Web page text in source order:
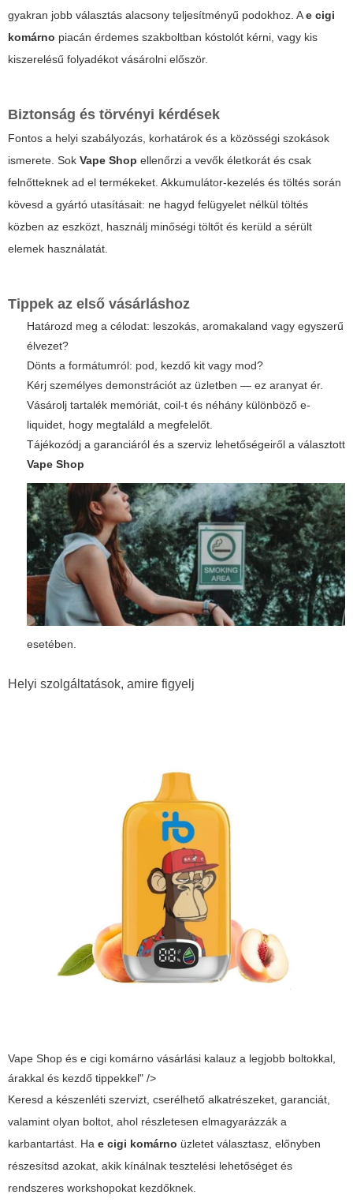
gyakran jobb választás alacsony teljesítményű podokhoz. Ae cigi
komárno piacán érdemes szakboltban kóstolót kérni, vagy kis
kiszerelésű folyadékot vásárolni először.
Biztonság és törvényi kérdések
Fontos a helyi szabályozás, korhatárok és a közösségi szokások
ismerete. Sok Vape Shop ellenőrzi a vevők életkorát és csak
felnőtteknek ad el termékeket. Akkumulátor-kezelés és töltés során
kövesd a gyártó utasításait: ne hagyd felügyelet nélkül töltés
közben az eszközt, használj minőségi töltőt és kerüld a sérült
elemek használatát.
Tippek az első vásárláshoz
Határozd meg a célodat: leszokás, aromakaland vagy egyszerű
élvezet?
Dönts a formátumról: pod, kezdő kit vagy mod?
Kérj személyes demonstrációt az üzletben — ez aranyat ér.
Vásárolj tartalék memóriát, coil-t és néhány különböző e-
liquidet, hogy megtaláld a megfelelőt.
Tájékozódj a garanciáról és a szerviz lehetőségeiről a választott
Vape Shop
esetében.
Helyi szolgáltatások, amire figyelj
Vape Shop és e cigi komárno vásárlási kalauz a legjobb boltokkal,
árakkal és kezdő tippekkel" />
Keresd a készenléti szervizt, cserélhető alkatrészeket, garanciát,
valamint olyan boltot, ahol részletesen elmagyarázzák a
karbantartást. Ha e cigi komárno üzletet választasz, előnyben
részesítsd azokat, akik kínálnak tesztelési lehetőséget és
rendszeres workshopokat kezdőknek.